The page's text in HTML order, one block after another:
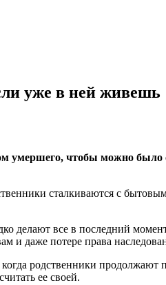
уже в ней живешь
умершего, чтобы можно было
сталкиваются с
делают все в последний
и даже потере права
родственники
ее своей.